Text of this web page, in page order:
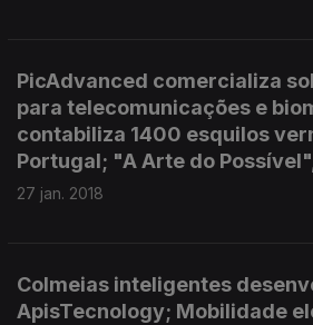
PicAdvanced comercializa
para telecomunicações e
contabiliza 1400 esquilos
Portugal; "A Arte do
27 jan. 2018
Colmeias inteligentes
ApisTecnology; Mobilidade